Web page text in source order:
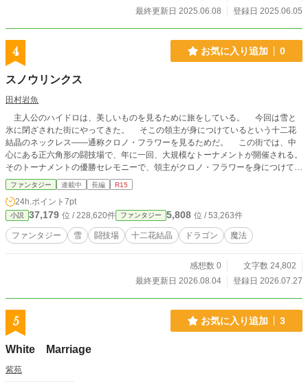
最終更新日 2025.06.08
登録日 2025.06.05
4 お気に入り追加 0
スノウリンクス
田村岩魚
主人公のハイドロは、美しいものを見るために旅をしている。 今回は雪と
氷に閉ざされた街にやってきた。 そこの領主が身につけているという十二花
結晶のネックレス――通称クロノ・フラワーを見るためだ。 この街では、中
心にある正六角形の闘技場で、年に一回、大規模なトーナメントが開催される。
そのトーナメントの優勝セレモニーで、領主がクロノ・フラワーを身につけて登
場すると聞いていたのだが、なんとハイドロが街に到着する前に領主は戦死し、
ネックレスも破壊されていた。 領主には三人の息子がいた。 長男グレイシ
ア、次男フラストーム、三男クロノ。 年に一回のトーナメントが、彼らによ
る領主の座を賭けた異質なものへと変貌しており、ハイドロはそれに巻き込まれ
てしまう。 果たしてハイドロは、無事に街を抜け出すことができるのか。
そして、クロノ・フラワーに代わる美しいものは見られるのか。
ファンタジー 連載中 長編 R15
24h.ポイント 7pt
小説 37,179 位 / 228,620件 ファンタジー 5,808 位 / 53,263件
ファンタジー 雪 闘技場 十二花結晶 ドラゴン 魔法
感想数 0
文字数 24,802
最終更新日 2026.08.04
登録日 2026.07.27
5 お気に入り追加 3
White Marriage
紫苑